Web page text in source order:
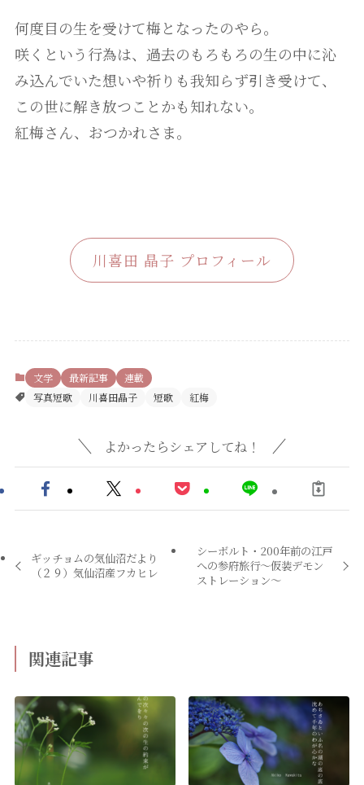
何度目の生を受けて梅となったのやら。
咲くという行為は、過去のもろもろの生の中に沁
み込んでいた想いや祈りも我知らず引き受けて、
この世に解き放つことかも知れない。
紅梅さん、おつかれさま。
川喜田 晶子 プロフィール
文学 最新記事
連載
写真短歌
川喜田晶子 短歌 紅梅
よかったらシェアしてね！
ギッチョムの気仙沼だより
（２９）気仙沼産フカヒレ
シーボルト・200年前の江戸
への参府旅行〜仮装デモン
ストレーション〜
関連記事